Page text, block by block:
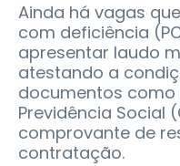
Ainda há vagas
com deficiência
apresentar laudo
atestando a
documentos como
Previdência Social
comprovante de
contratação.